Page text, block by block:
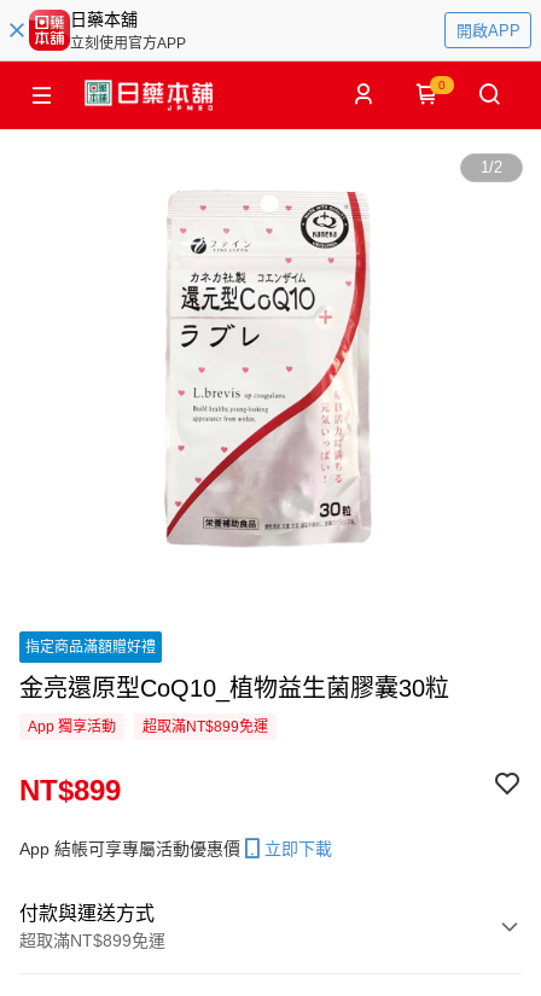
日藥本舖
立刻使用官方APP
開啟APP
0
1/2
指定商品滿額贈好禮
金亮還原型CoQ10_植物益生菌膠囊30粒
App 獨享活動 超取滿NT$899免運
NT$899
App 結帳可享專屬活動優惠價 立即下載
付款與運送方式
超取滿NT$899免運